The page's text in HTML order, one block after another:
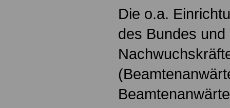
Die o.a.
des Bundes und